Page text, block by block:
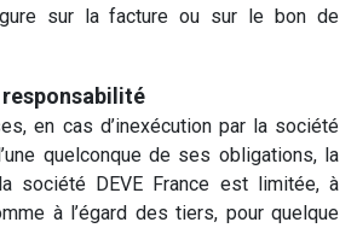
sur la facture ou sur le bon de
en cas d’inexécution par la société
quelconque de ses obligations, la
société DEVE France est limitée, à
à l’égard des tiers, pour quelque